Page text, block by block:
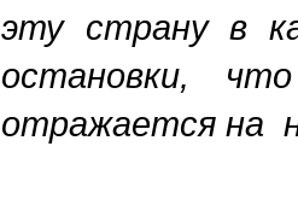
эту страну в
остановки,
отражается на